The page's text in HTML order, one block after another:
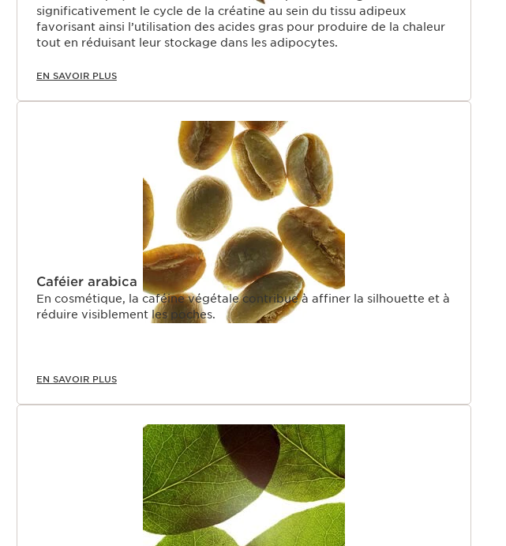
significativement le cycle de la créatine au sein du tissu adipeux
favorisant ainsi l’utilisation des acides gras pour produire de la chaleur
tout en réduisant leur stockage dans les adipocytes.
EN SAVOIR PLUS
Caféier arabica
En cosmétique, la caféine végétale contribue à affiner la silhouette et à
réduire visiblement les poches.
EN SAVOIR PLUS